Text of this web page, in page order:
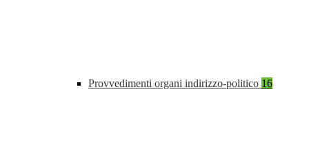
Provvedimenti organi indirizzo-politico 16